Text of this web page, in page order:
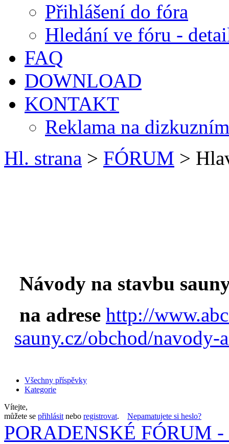
Přihlášení do fóra
Hledání ve fóru -
FAQ
DOWNLOAD
KONTAKT
Reklama na
Hl. strana > FÓRUM >
Návody na stavbu
na adrese http://
sauny.cz/obchod/
Všechny příspěvky
Kategorie
Vítejte,
můžete se přihlásit nebo registrovat. Nepamatujete si heslo?
PORADENSKÉ FÓRUM